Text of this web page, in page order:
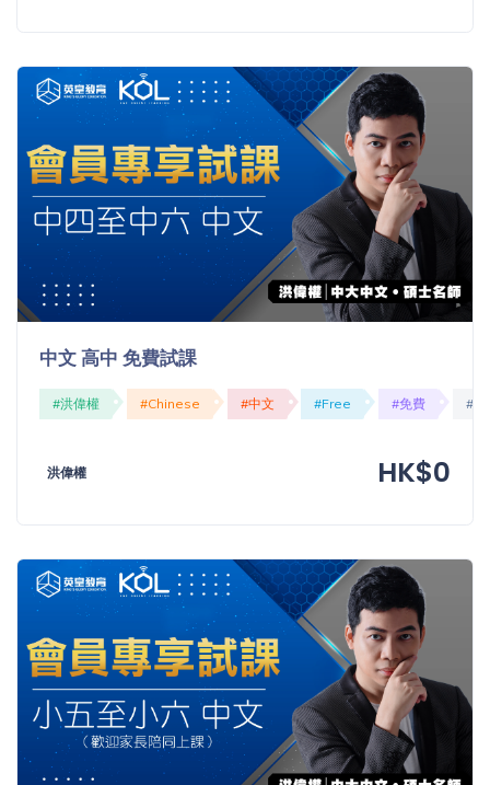
(19)
(81)
選
項
「同
時符
合所
有標
籤」
精準
密
碼
登出
中文 高中 免費試課
#洪偉權 #Chinese #中文 #Free #免費
洪偉權 HK$0